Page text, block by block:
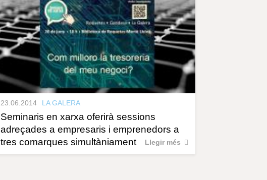
a
u
l
e
s
c
l
u
23.06.2014 LA GALERA
Seminaris en xarxa oferirà sessions
adreçades a empresaris i emprenedors a
tres comarques simultàniament
Llegir més